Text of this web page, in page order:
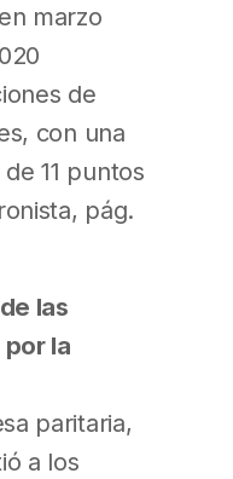
marzo
de
con una
11 puntos
pág.
las
la
paritaria,
a los